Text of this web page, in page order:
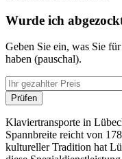
Wurde ich
Geben Sie ein, was Sie für
haben (pauschal).
Prüfen
Klaviertransporte in
Spannbreite reicht von
kultureller Tradition hat